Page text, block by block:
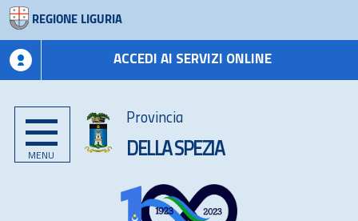
REGIONE LIGURIA
ACCEDI AI SERVIZI ONLINE
MENU
Provincia
DELLA SPEZIA